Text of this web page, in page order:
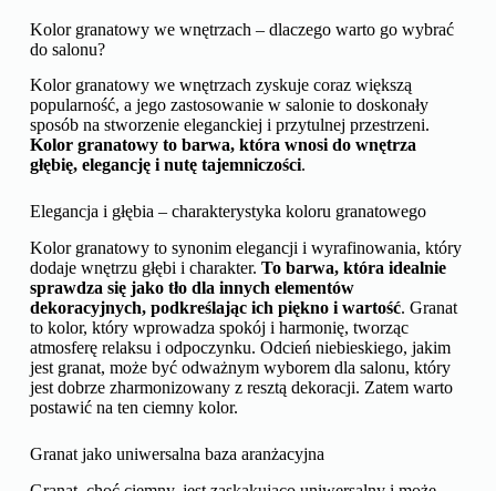
Kolor granatowy we wnętrzach – dlaczego warto go wybrać
do salonu?
Kolor granatowy we wnętrzach zyskuje coraz większą
popularność, a jego zastosowanie w salonie to doskonały
sposób na stworzenie eleganckiej i przytulnej przestrzeni.
Kolor granatowy to barwa, która wnosi do wnętrza
głębię, elegancję i nutę tajemniczości.
Elegancja i głębia – charakterystyka koloru granatowego
Kolor granatowy to synonim elegancji i wyrafinowania, który
dodaje wnętrzu głębi i charakter. To barwa, która idealnie
sprawdza się jako tło dla innych elementów
dekoracyjnych, podkreślając ich piękno i wartość. Granat
to kolor, który wprowadza spokój i harmonię, tworząc
atmosferę relaksu i odpoczynku. Odcień niebieskiego, jakim
jest granat, może być odważnym wyborem dla salonu, który
jest dobrze zharmonizowany z resztą dekoracji. Zatem warto
postawić na ten ciemny kolor.
Granat jako uniwersalna baza aranżacyjna